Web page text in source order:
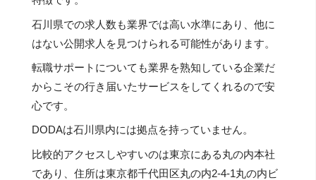
石川県での求人数も業界では高い水準にあり、他に
はない公開求人を見つけられる可能性があります。
転職サポートについても業界を熟知している企業だ
からこその行き届いたサービスをしてくれるので安
心です。
DODAは石川県内には拠点を持っていません。
比較的アクセスしやすいのは東京にある丸の内本社
であり、住所は東京都千代田区丸の内2-4-1丸の内ビ